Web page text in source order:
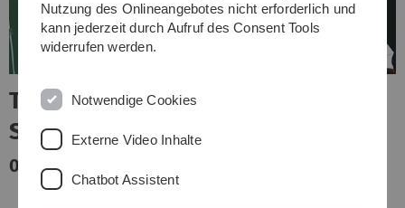
für
2026
Nutzung des Onlineangebotes nicht erforderlich und
kann jederzeit durch Aufruf des Consent Tools
widerrufen werden.
Notwendige Cookies
Externe Video Inhalte
Chatbot Assistent